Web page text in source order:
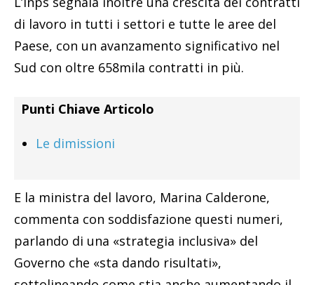
di lavoro in tutti i settori e tutte le aree del
Paese, con un avanzamento significativo nel
Sud con oltre 658mila contratti in più.
Punti Chiave Articolo
Le dimissioni
E la ministra del lavoro, Marina Calderone,
commenta con soddisfazione questi numeri,
parlando di una «strategia inclusiva» del
Governo che «sta dando risultati»,